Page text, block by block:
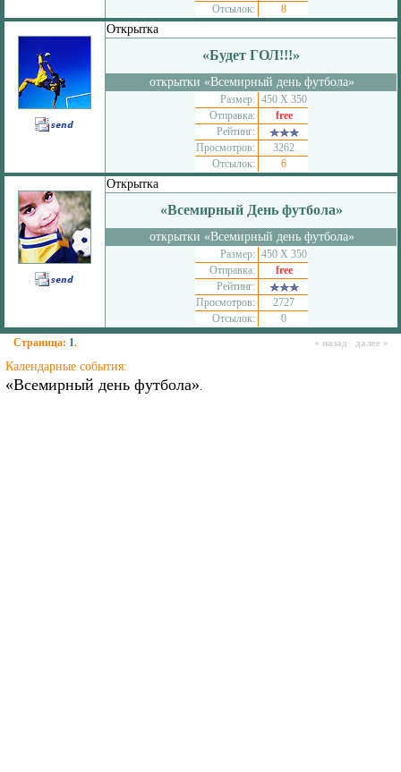
Отсылок:
8
Открытка
«Будет ГОЛ!!!»
открытки «Всемирный день футбола»
Размер: 450 Х 350
Отправка:
free
Рейтинг:
Просмотров:
3262
Отсылок:
6
Открытка
«Всемирный День футбола»
открытки «Всемирный день футбола»
Размер: 450 Х 350
Отправка:
free
Рейтинг:
Просмотров:
2727
Отсылок:
0
Страница: 1. « назад далее »
Календарные события:
«Всемирный день футбола».